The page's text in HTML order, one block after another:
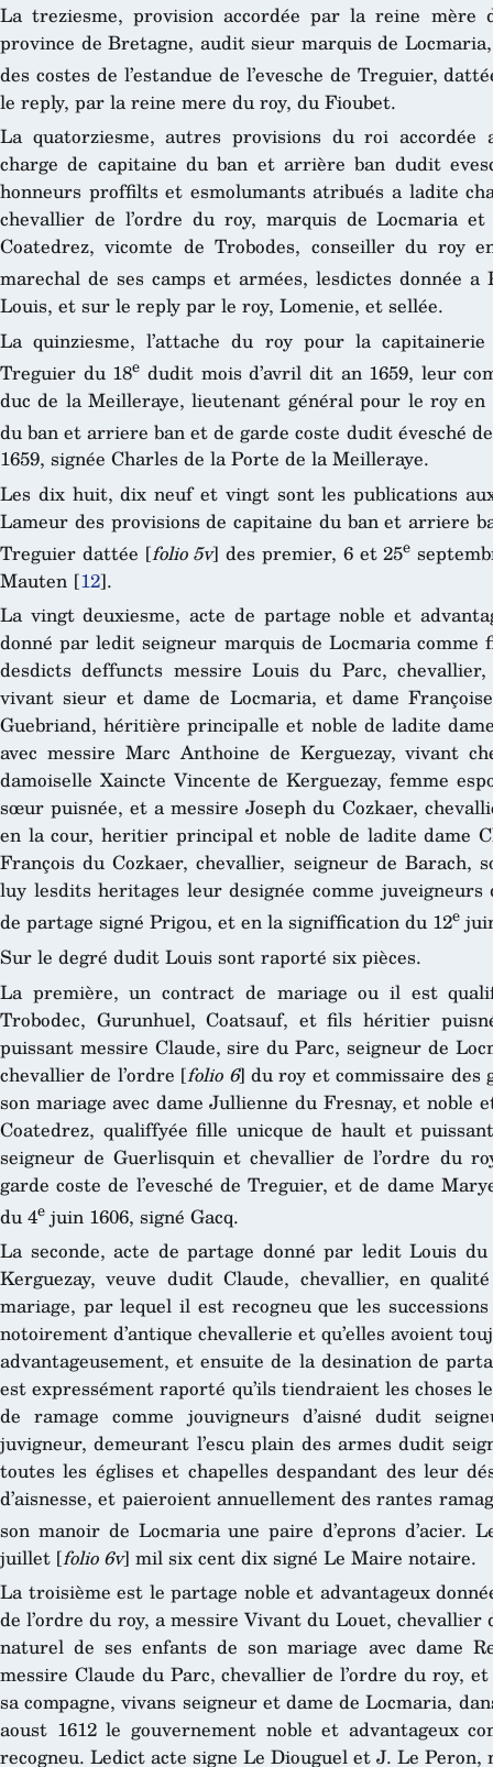
La treziesme, provision accordée par la reine mère
province de Bretagne, audit sieur marquis de
des costes de l’estandue de l’evesche de Treguier,
le reply, par la reine mere du roy, du Fioubet.
La quatorziesme, autres provisions du roi
charge de capitaine du ban et arrière ban dudit
honneurs proffilts et esmolumants atribués a ladite
chevallier de l’ordre du roy, marquis de Locmaria
Coatedrez, vicomte de Trobodes, conseiller du roy
marechal de ses camps et armées, lesdictes donnée a
Louis, et sur le reply par le roy, Lomenie, et sellée.
La quinziesme, l’attache du roy pour la
Treguier du 18e dudit mois d’avril dit an 1659, leur
duc de la Meilleraye, lieutenant général pour le roy en
du ban et arriere ban et de garde coste dudit évesché
1659, signée Charles de la Porte de la Meilleraye.
Les dix huit, dix neuf et vingt sont les publications
Lameur des provisions de capitaine du ban et arriere
Treguier dattée [folio 5v] des premier, 6 et 25e
Mauten [12].
La vingt deuxiesme, acte de partage noble et
donné par ledit seigneur marquis de Locmaria
desdicts deffuncts messire Louis du Parc,
vivant sieur et dame de Locmaria, et dame
Guebriand, héritière principalle et noble de ladite
avec messire Marc Anthoine de Kerguezay, vivant
damoiselle Xaincte Vincente de Kerguezay, femme
sœur puisnée, et a messire Joseph du Cozkaer,
en la cour, heritier principal et noble de ladite dame
François du Cozkaer, chevallier, seigneur de Barach,
luy lesdits heritages leur designée comme juveigneurs
de partage signé Prigou, et en la signiffication du 12e
Sur le degré dudit Louis sont raporté six pièces.
La première, un contract de mariage ou il est
Trobodec, Gurunhuel, Coatsauf, et fils héritier
puissant messire Claude, sire du Parc, seigneur de
chevallier de l’ordre [folio 6] du roy et commissaire des
son mariage avec dame Jullienne du Fresnay, et noble
Coatedrez, qualiffyée fille unicque de hault et
seigneur de Guerlisquin et chevallier de l’ordre du
garde coste de l’evesché de Treguier, et de dame
du 4e juin 1606, signé Gacq.
La seconde, acte de partage donné par ledit Louis
Kerguezay, veuve dudit Claude, chevallier, en
mariage, par lequel il est recogneu que les
notoirement d’antique chevallerie et qu’elles avoient
advantageusement, et ensuite de la desination de
est expressément raporté qu’ils tiendraient les choses
de ramage comme jouvigneurs d’aisné dudit
juvigneur, demeurant l’escu plain des armes dudit
toutes les églises et chapelles despandant des leur
d’aisnesse, et paieroient annuellement des rantes
son manoir de Locmaria une paire d’eprons d’acier.
juillet [folio 6v] mil six cent dix signé Le Maire notaire.
La troisième est le partage noble et advantageux
de l’ordre du roy, a messire Vivant du Louet, chevallier
naturel de ses enfants de son mariage avec dame
messire Claude du Parc, chevallier de l’ordre du roy,
sa compagne, vivans seigneur et dame de Locmaria,
aoust 1612 le gouvernement noble et advantageux
recogneu. Ledict acte signe Le Diouguel et J. Le Peron,